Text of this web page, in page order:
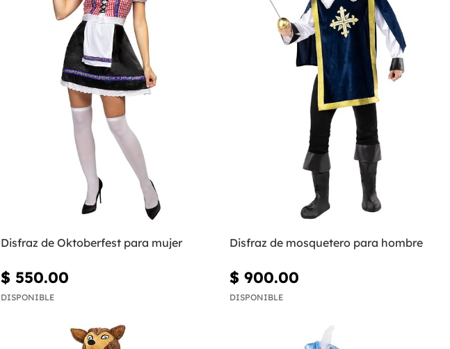
Disfraz de Oktoberfest para mujer
$ 550.00
DISPONIBLE
Disfraz de mosquetero para hombre
$ 900.00
DISPONIBLE